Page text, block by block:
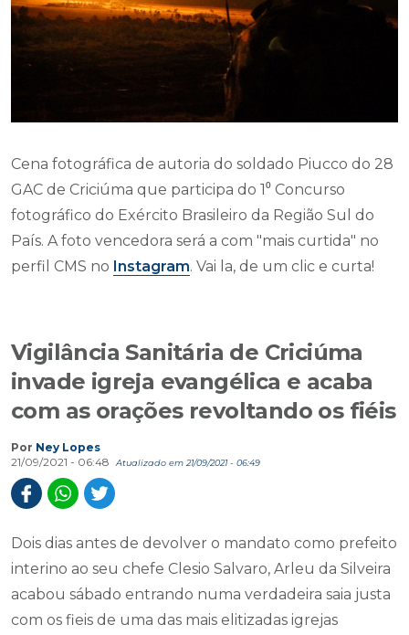
Cena fotográfica de autoria do soldado Piucco do 28
GAC de Criciúma que participa do 1⁰ Concurso
fotográfico do Exército Brasileiro da Região Sul do
País. A foto vencedora será a com "mais curtida" no
perfil CMS no Instagram. Vai la, de um clic e curta!
Vigilância Sanitária de Criciúma
invade igreja evangélica e acaba
com as orações revoltando os fiéis
Por Ney Lopes
21/09/2021 - 06:48
Atualizado em 21/09/2021 - 06:49
Dois dias antes de devolver o mandato como prefeito
interino ao seu chefe Clesio Salvaro, Arleu da Silveira
acabou sábado entrando numa verdadeira saia justa
com os fieis de uma das mais elitizadas igrejas